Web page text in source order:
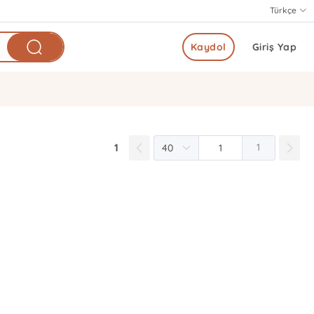
Türkçe
Giriş Yap
Kaydol
1 1